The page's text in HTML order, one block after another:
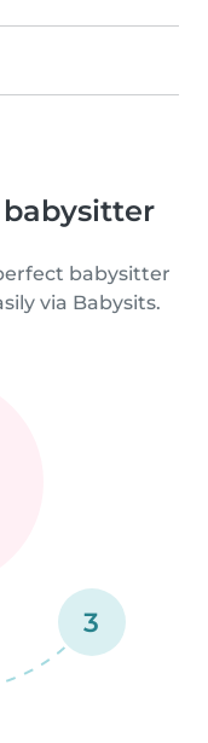
babysitter
via Babysits.
3